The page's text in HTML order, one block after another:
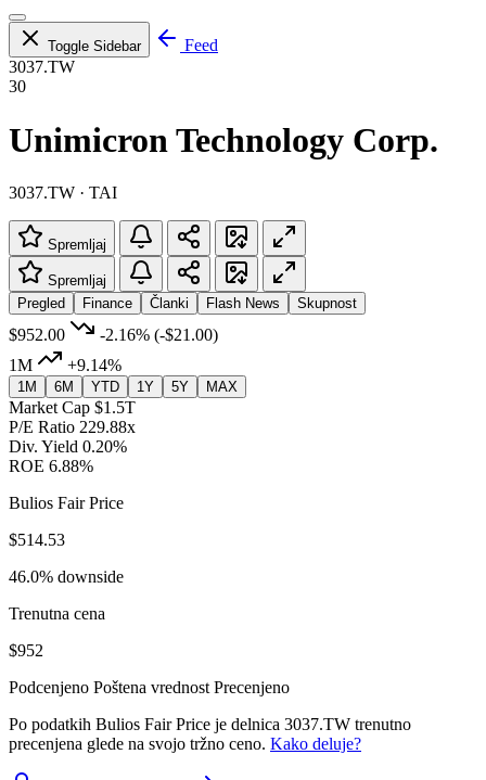
Toggle Sidebar
Feed
3037.TW
30
Unimicron Technology Corp.
3037.TW · TAI
Spremljaj
Spremljaj
Pregled
Finance Članki Flash News Skupnost
$952.00 -2.16% (-$21.00)
1M
+9.14%
1M 6M YTD 1Y 5Y MAX
Market Cap $1.5T
P/E Ratio 229.88x
Div. Yield 0.20%
ROE 6.88%
Bulios Fair Price
$514.53
46.0% downside
Trenutna cena
$952
Podcenjeno Poštena vrednost Precenjeno
Po podatkih Bulios Fair Price je delnica 3037.TW trenutno
precenjena glede na svojo tržno ceno. Kako deluje?